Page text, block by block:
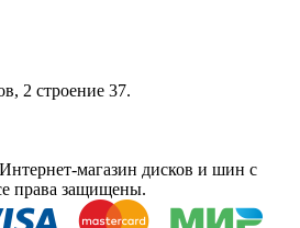
2 строение 37.
магазин дисков и шин с
права защищены.